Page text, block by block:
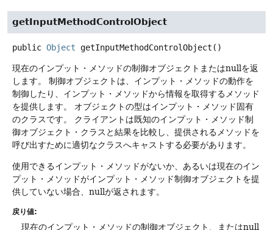
getInputMethodControlObject
public Object getInputMethodControlObject ()
現在のインプット・メソッドの制御オブジェクトまたはnullを返
します。
制御オブジェクトは、インプット・メソッドの動作を
制御したり、インプット・メソッドから情報を取得するメソッド
を提供します。
オブジェクトの型はインプット・メソッド固有
のクラスです。
クライアントは既知のインプット・メソッド制
御オブジェクト・クラスと結果を比較し、提供されるメソッドを
呼び出すために適切なクラスへキャストする必要があります。
使用できるインプット・メソッドがないか、あるいは現在のイン
プット・メソッドがインプット・メソッド制御オブジェクトを提
供していない場合、nullが返されます。
戻り値:
現在のインプット・メソッドの制御オブジェクト、またはnull